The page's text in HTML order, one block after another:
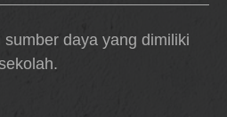
daya yang dimiliki
sekolah.